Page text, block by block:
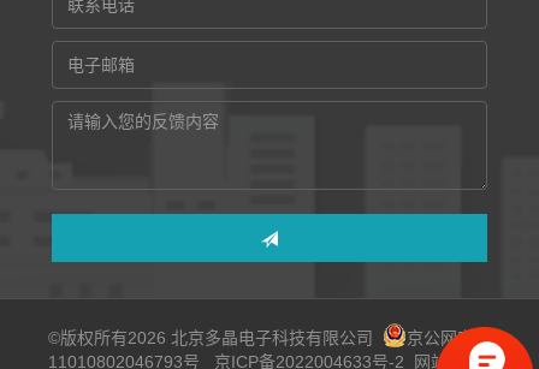
©版权所有2026 北京多晶电子科技有限公司
京公网安备
11010802046793号
京ICP备2022004633号-2 网站地图